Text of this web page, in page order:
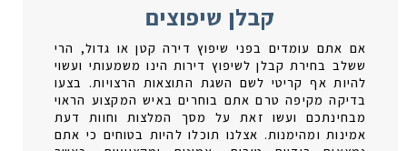
קבלן שיפוצים
אם אתם עומדים בפני שיפוץ דירה קטן או גדול, הרי
ששלב בחירת קבלן לשיפוץ דירות הינו משמעותי ועשוי
להיות אף קריטי לשם השגת התוצאות הרצויות. בצעו
בדיקה מקיפה טרם אתם בוחרים באיש המקצוע הראוי
מבחינתכם ועשו זאת על מסך המלצות וחוות דעת
אמינות ומהימנות. אצלנו תוכלו להיות בטוחים כי אתם